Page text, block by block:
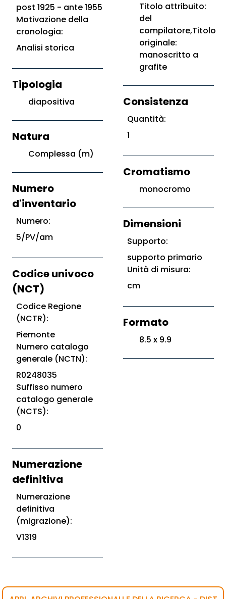
post 1925 - ante 1955
Motivazione della
cronologia:
Analisi storica
Tipologia
diapositiva
Natura
Complessa (m)
Numero
d'inventario
Numero:
5/PV/am
Codice univoco
(NCT)
Codice Regione
(NCTR):
Piemonte
Numero catalogo
generale (NCTN):
R0248035
Suffisso numero
catalogo generale
(NCTS):
0
Numerazione
definitiva
Numerazione
definitiva
(migrazione):
V1319
Titolo attribuito:
del
compilatore,Titolo
originale:
manoscritto a
grafite
Consistenza
Quantità:
1
Cromatismo
monocromo
Dimensioni
Supporto:
supporto primario
Unità di misura:
cm
Formato
8.5 x 9.9